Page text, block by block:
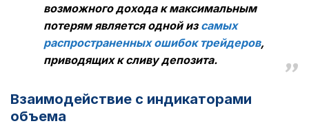
возможного дохода к максимальным
потерям является одной из самых
распространенных ошибок трейдеров,
приводящих к сливу депозита.
Взаимодействие с индикаторами
объема